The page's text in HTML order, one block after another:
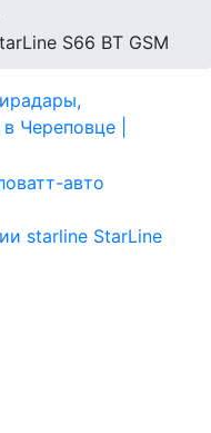
S66 BT GSM